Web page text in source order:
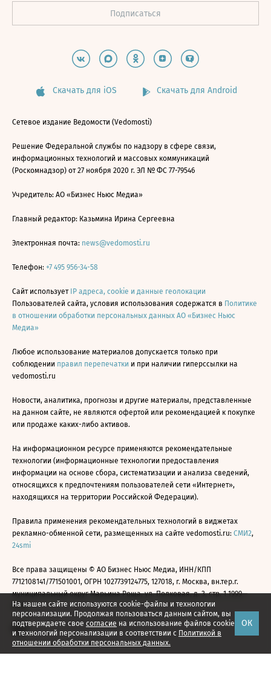
На нашем сайте используются cookie-файлы и технологии
персонализации. Продолжая пользоваться данным сайтом, вы
подтверждаете свое согласие на использование файлов cookie
и технологий персонализации в соответствии с Политикой в
отношении обработки персональных данных.
ОК
Скачать для iOS Скачать для Android
Сетевое издание Ведомости (Vedomosti)
Решение Федеральной службы по надзору в сфере связи,
информационных технологий и массовых коммуникаций
(Роскомнадзор) от 27 ноября 2020 г. ЭЛ № ФС 77-79546
Учредитель: АО «Бизнес Ньюс Медиа»
Главный редактор: Казьмина Ирина Сергеевна
Электронная почта: news@vedomosti.ru
Телефон: +7 495 956-34-58
Сайт использует IP адреса, cookie и данные геолокации
Пользователей сайта, условия использования содержатся в Политике
в отношении обработки персональных данных АО «Бизнес Ньюс
Медиа»
Любое использование материалов допускается только при
соблюдении правил перепечатки и при наличии гиперссылки на
vedomosti.ru
Новости, аналитика, прогнозы и другие материалы, представленные
на данном сайте, не являются офертой или рекомендацией к покупке
или продаже каких-либо активов.
На информационном ресурсе применяются рекомендательные
технологии (информационные технологии предоставления
информации на основе сбора, систематизации и анализа сведений,
относящихся к предпочтениям пользователей сети «Интернет»,
находящихся на территории Российской Федерации).
Правила применения рекомендательных технологий в виджетах
рекламно-обменной сети, размещенных на сайте vedomosti.ru: СМИ2,
24smi
Все права защищены © АО Бизнес Ньюс Медиа, ИНН/КПП
7712108141/771501001, ОГРН 1027739124775, 127018, г. Москва, вн.тер.г.
муниципальный округ Марьина Роща, ул. Полковая, д. 3, стр. 1 1999—
2026